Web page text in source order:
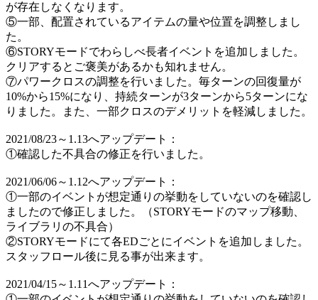
が存在しなくなります。
⑤一部、配置されているアイテムの量や位置を調整しまし
た。
⑥STORYモードでわらしべ長者イベントを追加しました。
クリアするとご褒美があるかも知れません。
⑦パワークロスの調整を行いました。毎ターンの回復量が
10%から15%になり、持続ターンが3ターンから5ターンにな
りました。また、一部クロスのデメリットを軽減しました。
2021/08/23～1.13へアップデート：
①確認した不具合の修正を行いました。
2021/06/06～1.12へアップデート：
①一部のイベントが想定通りの挙動をしていないのを確認し
ましたので修正しました。（STORYモードのマップ移動、
ライブラリの不具合）
②STORYモードにて各EDごとにイベントを追加しました。
スタッフロール後に見る事が出来ます。
2021/04/15～1.11へアップデート：